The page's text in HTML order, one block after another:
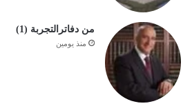
من دفاترالتجربة (1)
منذ يومين